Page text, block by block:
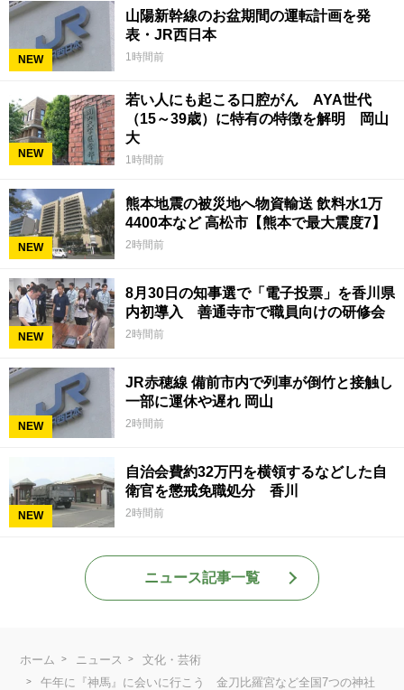
NEW
山陽新幹線のお盆期間の運転計画を発
表・JR西日本
1時間前
NEW
若い人にも起こる口腔がん AYA世代
（15～39歳）に特有の特徴を解明 岡山
大
1時間前
NEW
熊本地震の被災地へ物資輸送 飲料水1万
4400本など 高松市【熊本で最大震度7】
2時間前
NEW
8月30日の知事選で「電子投票」を香川県
内初導入 善通寺市で職員向けの研修会
2時間前
NEW
JR赤穂線 備前市内で列車が倒竹と接触し
一部に運休や遅れ 岡山
2時間前
NEW
自治会費約32万円を横領するなどした自
衛官を懲戒免職処分 香川
2時間前
ニュース記事一覧
ホーム ニュース
文化・芸術
午年に『神馬』に会いに行こう 金刀比羅宮など全国7つの神社